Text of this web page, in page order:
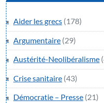
Aider les grecs (178)
Argumentaire (29)
Austérité-Neolibéralisme
Crise sanitaire (43)
Démocratie – Presse (21)